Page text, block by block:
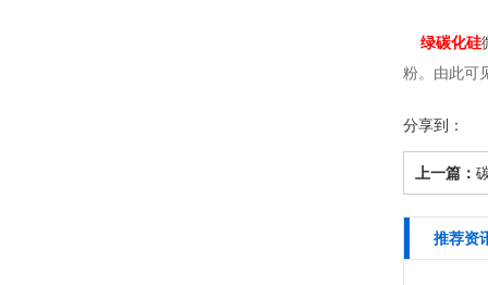
绿碳化硅
粉。由此可
分享到：
上一篇：
推荐资